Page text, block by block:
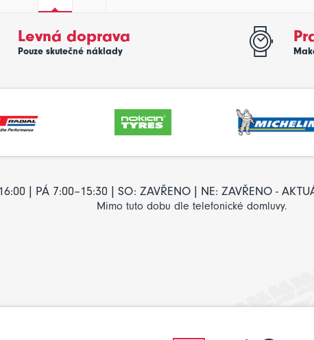
Levná doprava
Pouze skutečné náklady
| PÁ 7:00–15:30 | SO: ZAVŘENO | NE: ZAVŘENO -
Mimo tuto dobu dle telefonické domluvy.